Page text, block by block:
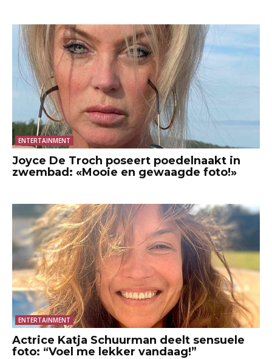
ENTERTAINMENT
Joyce De Troch poseert poedelnaakt in
zwembad: «Mooie en gewaagde foto!»
ENTERTAINMENT
Actrice Katja Schuurman deelt sensuele
foto: “Voel me lekker vandaag!”